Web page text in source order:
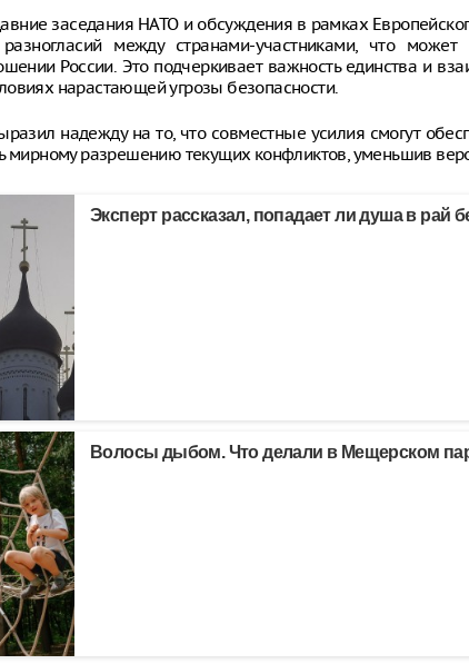
заседания НАТО и обсуждения в рамках
между странами-участниками, что
России. Это подчеркивает важность единства и
нарастающей угрозы безопасности.
надежду на то, что совместные усилия смогут
мирному разрешению текущих конфликтов, уменьшив
Эксперт рассказал, попадает ли душа в рай
Волосы дыбом. Что делали в Мещерском